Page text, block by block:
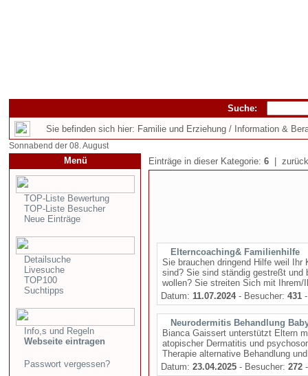
Suche:
Sie befinden sich hier: Familie und Erziehung / Information &
Sonnabend der 08. August
Menü
TOP-Liste Bewertung
TOP-Liste Besucher
Neue Einträge
Detailsuche
Livesuche
TOP100
Suchtipps
Info,s und Regeln
Webseite eintragen
Passwort vergessen?
Einträge in dieser Kategorie: 6 |
Elterncoaching& Familienhilfe
Sie brauchen dringend Hilfe weil
sind? Sie sind ständig gestreßt und
wollen? Sie streiten Sich mit Ihrem/
Datum: 11.07.2024- Besucher: 431
Neurodermitis Behandlung
Bianca Gaissert unterstützt Eltern
atopischer Dermatitis und
Therapie alternative Behandlung
Datum: 23.04.2025 - Besucher: 272